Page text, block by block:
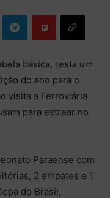
básica, resta um
do ano para o
visita a Ferroviária
para estrear no
Paraense com
2 empates e 1
do Brasil,